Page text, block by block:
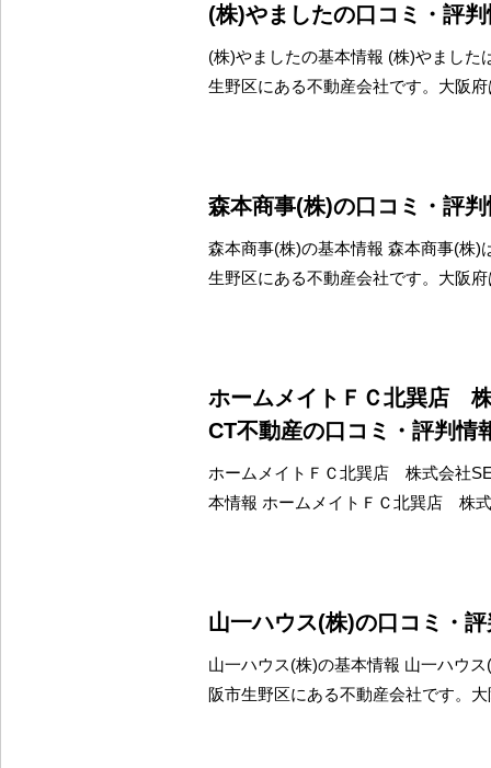
(株)やましたの口コミ・評
(株)やましたの基本情報 (株)やました
生野区にある不動産会社です。大阪
森本商事(株)の口コミ・評
森本商事(株)の基本情報 森本商事(株)
生野区にある不動産会社です。大阪
ホームメイトＦＣ北巽店
CT不動産の口コミ・評判情
ホームメイトＦＣ北巽店 株式会社
本情報 ホームメイトＦＣ北巽店 株
山一ハウス(株)の口コミ・
山一ハウス(株)の基本情報 山一ハウ
阪市生野区にある不動産会社です。